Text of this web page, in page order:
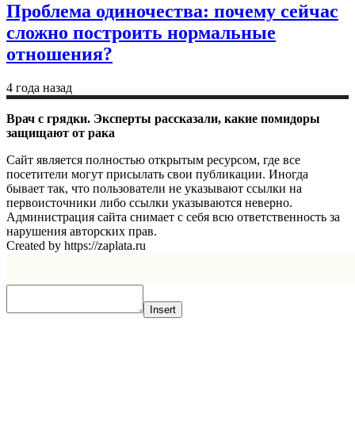
Проблема одиночества: почему сейчас
сложно построить нормальные
отношения?
4 года назад
Врач с грядки. Эксперты рассказали, какие помидоры
защищают от рака
Сайт является полностью открытым ресурсом, где все
посетители могут присылать свои публикации. Иногда
бывает так, что пользователи не указывают ссылки на
первоисточники либо ссылки указываются неверно.
Администрация сайта снимает с себя всю ответственность за
нарушения авторских прав.
Created by https://zaplata.ru
Insert